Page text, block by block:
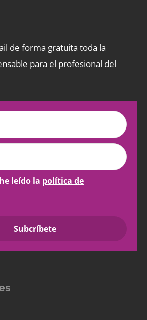
de forma gratuita toda la
para el profesional del
leído la política de